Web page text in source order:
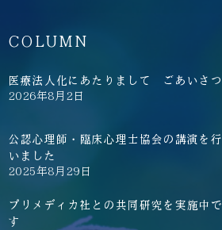
COLUMN
医療法人化にあたりまして ごあいさつ
2026年8月2日
公認心理師・臨床心理士協会の講演を行
いました
2025年8月29日
プリメディカ社との共同研究を実施中で
す